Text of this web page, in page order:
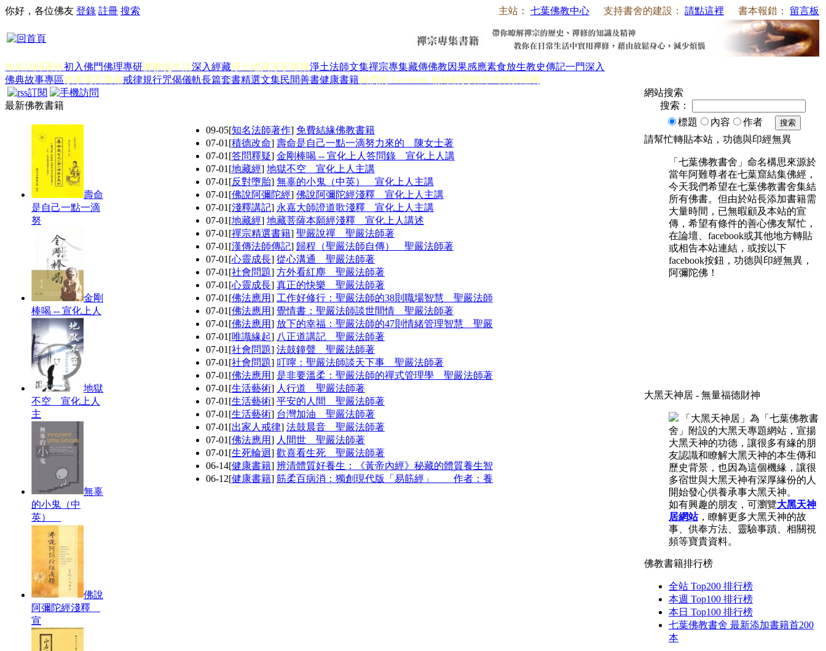
主站： 七葉佛教中心 支持書舍的建設： 請點這裡 書本報錯： 留言板
你好，各位佛友 登錄 註冊 搜索
知名法師著作初入佛門佛理專研佛教徒生活深入經藏淨土經典淨宗專集淨土法師文集禪宗專集藏傳佛教因果感應素食放生教史傳記一門深入
佛典故事專區故事寓言書籍戒律規行咒偈儀軌長篇套書精選文集民間善書健康書籍我們的 Facebook 粉絲群贊助方式戒邪淫網
最新佛教書籍
壽命
是自己一點一滴
努
金剛
棒喝 -- 宣化上人
地獄
不空 宣化上人
主
無辜
的小鬼（中
英）
佛說
阿彌陀經淺釋
宣
09-05[知名法師著作] 免費結緣佛教書籍
07-01 [積德改命] 壽命是自己一點一滴努力來的 陳女士著
07-01 [答問釋疑] 金剛棒喝 -- 宣化上人答問錄 宣化上人講
07-01 [地藏經] 地獄不空 宣化上人主講
07-01 [反對墮胎] 無辜的小鬼（中英） 宣化上人主講
07-01 [佛說阿彌陀經] 佛說阿彌陀經淺釋 宣化上人主講
07-01 [淺釋講記] 永嘉大師證道歌淺釋 宣化上人主講
07-01 [地藏經] 地藏菩薩本願經淺釋 宣化上人講述
07-01 [禪宗精選書籍] 聖嚴說禪 聖嚴法師著
07-01 [漢傳法師傳記] 歸程（聖嚴法師自傳） 聖嚴法師著
07-01 [心靈成長] 從心溝通 聖嚴法師著
07-01 [社會問題] 方外看紅塵 聖嚴法師著
07-01 [心靈成長] 真正的快樂 聖嚴法師著
07-01 [佛法應用] 工作好修行：聖嚴法師的38則職場智慧 聖嚴法師
07-01 [佛法應用] 覺情書：聖嚴法師談世間情 聖嚴法師著
07-01 [佛法應用] 放下的幸福：聖嚴法師的47則情緒管理智慧 聖嚴
07-01 [唯識緣起] 八正道講記 聖嚴法師著
07-01 [社會問題] 法鼓鐘聲 聖嚴法師著
07-01 [社會問題] 叮嚀：聖嚴法師談天下事 聖嚴法師著
07-01 [佛法應用] 是非要溫柔：聖嚴法師的禪式管理學 聖嚴法師著
07-01 [生活藝術] 人行道 聖嚴法師著
07-01 [生活藝術] 平安的人間 聖嚴法師著
07-01 [生活藝術] 台灣加油 聖嚴法師著
07-01 [出家人戒律] 法鼓晨音 聖嚴法師著
07-01 [佛法應用] 人間世 聖嚴法師著
07-01 [生死輪迴] 歡喜看生死 聖嚴法師著
06-14[健康書籍] 辨清體質好養生：《黃帝內經》秘藏的體質養生智
06-12[健康書籍] 筋柔百病消：獨創現代版「易筋經」 作者：養
網站搜索
搜索：
標題
內容 作者 搜索
請幫忙轉貼本站，功德與印經無異
「七葉佛教書舍」命名構思來源於
當年阿難尊者在七葉窟結集佛經，
今天我們希望在七葉佛教書舍集結
所有佛書。但由於站長添加書籍需
大量時間，已無暇顧及本站的宣
傳，希望有條件的善心佛友幫忙，
在論壇、facebook或其他地方轉貼
或相告本站連結，或按以下
facebook按鈕，功德與印經無異，
阿彌陀佛！
大黑天神居 - 無量福德財神
「大黑天神居」為「七葉佛教書
舍」附設的大黑天專題網站，宣揚
大黑天神的功德，讓很多有緣的朋
友認識和瞭解大黑天神的本生傳和
歷史背景，也因為這個機緣，讓很
多宿世與大黑天神有深厚緣份的人
開始發心供養承事大黑天神。
如有興趣的朋友，可瀏覽大黑天神
居網站，瞭解更多大黑天神的故
事、供奉方法、靈驗事蹟、相關視
頻等寶貴資料。
佛教書籍排行榜
全站 Top200 排行榜
本週 Top100 排行榜
本日 Top100 排行榜
七葉佛教書舍 最新添加書籍首200
本